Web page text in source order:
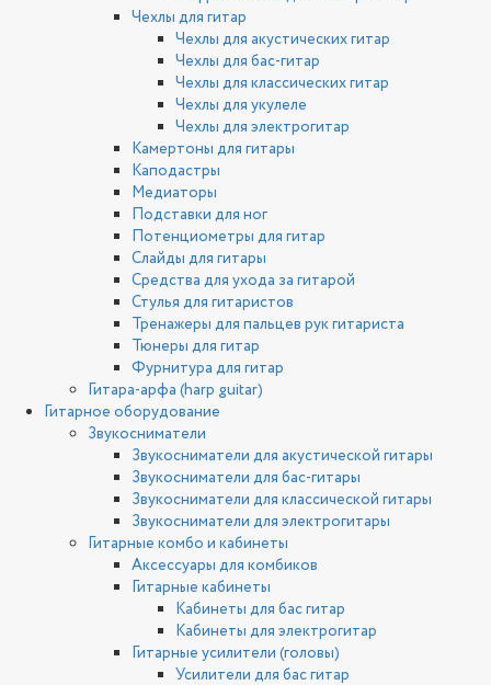
Чехлы для гитар
Чехлы для акустических гитар
Чехлы для бас-гитар
Чехлы для классических гитар
Чехлы для укулеле
Чехлы для электрогитар
Камертоны для гитары
Каподастры
Медиаторы
Подставки для ног
Потенциометры для гитар
Слайды для гитары
Средства для ухода за гитарой
Стулья для гитаристов
Тренажеры для пальцев рук гитариста
Тюнеры для гитар
Фурнитура для гитар
Гитара-арфа (harp guitar)
Гитарное оборудование
Звукосниматели
Звукосниматели для акустической гитары
Звукосниматели для бас-гитары
Звукосниматели для классической гитары
Звукосниматели для электрогитары
Гитарные комбо и кабинеты
Аксессуары для комбиков
Гитарные кабинеты
Кабинеты для бас гитар
Кабинеты для электрогитар
Гитарные усилители (головы)
Усилители для бас гитар